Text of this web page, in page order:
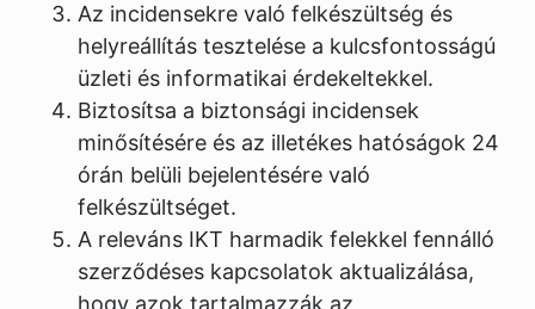
Az incidensekre való felkészültség és
helyreállítás tesztelése a kulcsfontosságú
üzleti és informatikai érdekeltekkel.
Biztosítsa a biztonsági incidensek
minősítésére és az illetékes hatóságok 24
órán belüli bejelentésére való
felkészültséget.
A releváns IKT harmadik felekkel fennálló
szerződéses kapcsolatok aktualizálása,
hogy azok tartalmazzák az